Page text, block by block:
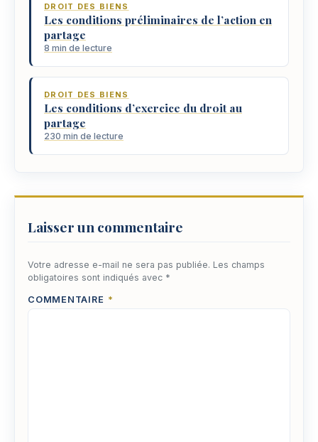
DROIT DES BIENS
Les conditions préliminaires de l’action en
partage
8 min de lecture
DROIT DES BIENS
Les conditions d’exercice du droit au
partage
230 min de lecture
Laisser un commentaire
Votre adresse e-mail ne sera pas publiée. Les champs
obligatoires sont indiqués avec *
COMMENTAIRE *